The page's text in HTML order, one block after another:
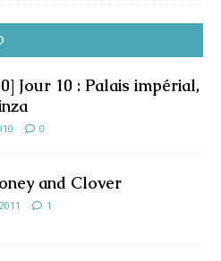
Jour 10 : Palais impérial,
0
and Clover
1